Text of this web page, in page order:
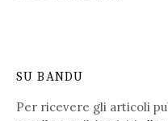
SU BANDU
Per ricevere gli articoli